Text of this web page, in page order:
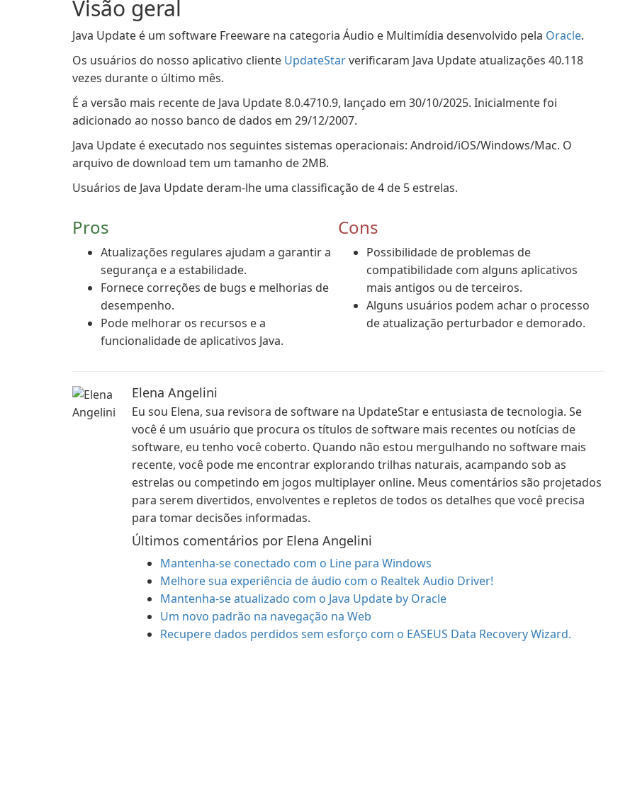
Visão geral
Java Update é um software Freeware na categoria Áudio e Multimídia desenvolvido pela Oracle.
Os usuários do nosso aplicativo cliente UpdateStarverificaram Java Update atualizações 40.118
vezes durante o último mês.
É a versão mais recente de Java Update 8.0.4710.9, lançado em 30/10/2025. Inicialmente foi
adicionado ao nosso banco de dados em 29/12/2007.
Java Update é executado nos seguintes sistemas operacionais: Android/iOS/Windows/Mac. O
arquivo de download tem um tamanho de 2MB.
Usuários de Java Update deram-lhe uma classificação de 4 de 5 estrelas.
Pros
Atualizações regulares ajudam a garantir a
segurança e a estabilidade.
Fornece correções de bugs e melhorias de
desempenho.
Pode melhorar os recursos e a
funcionalidade de aplicativos Java.
Cons
Possibilidade de problemas de
compatibilidade com alguns aplicativos
mais antigos ou de terceiros.
Alguns usuários podem achar o processo
de atualização perturbador e demorado.
Elena Angelini
Eu sou Elena, sua revisora de software na UpdateStar e entusiasta de tecnologia. Se
você é um usuário que procura os títulos de software mais recentes ou notícias de
software, eu tenho você coberto. Quando não estou mergulhando no software mais
recente, você pode me encontrar explorando trilhas naturais, acampando sob as
estrelas ou competindo em jogos multiplayer online. Meus comentários são projetados
para serem divertidos, envolventes e repletos de todos os detalhes que você precisa
para tomar decisões informadas.
Últimos comentários por Elena Angelini
Mantenha-se conectado com o Line para Windows
Melhore sua experiência de áudio com o Realtek Audio Driver!
Mantenha-se atualizado com o Java Update by Oracle
Um novo padrão na navegação na Web
Recupere dados perdidos sem esforço com o EASEUS Data Recovery Wizard.